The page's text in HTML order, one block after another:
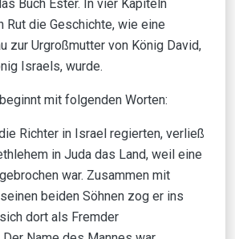
Buch Ester. In vier Kapiteln
Rut die Geschichte, wie eine
zur Urgroßmutter von König David,
Israels, wurde.
mit folgenden Worten:
Richter in Israel regierten, verließ
in Juda das Land, weil eine
war. Zusammen mit
beiden Söhnen zog er ins
dort als Fremder